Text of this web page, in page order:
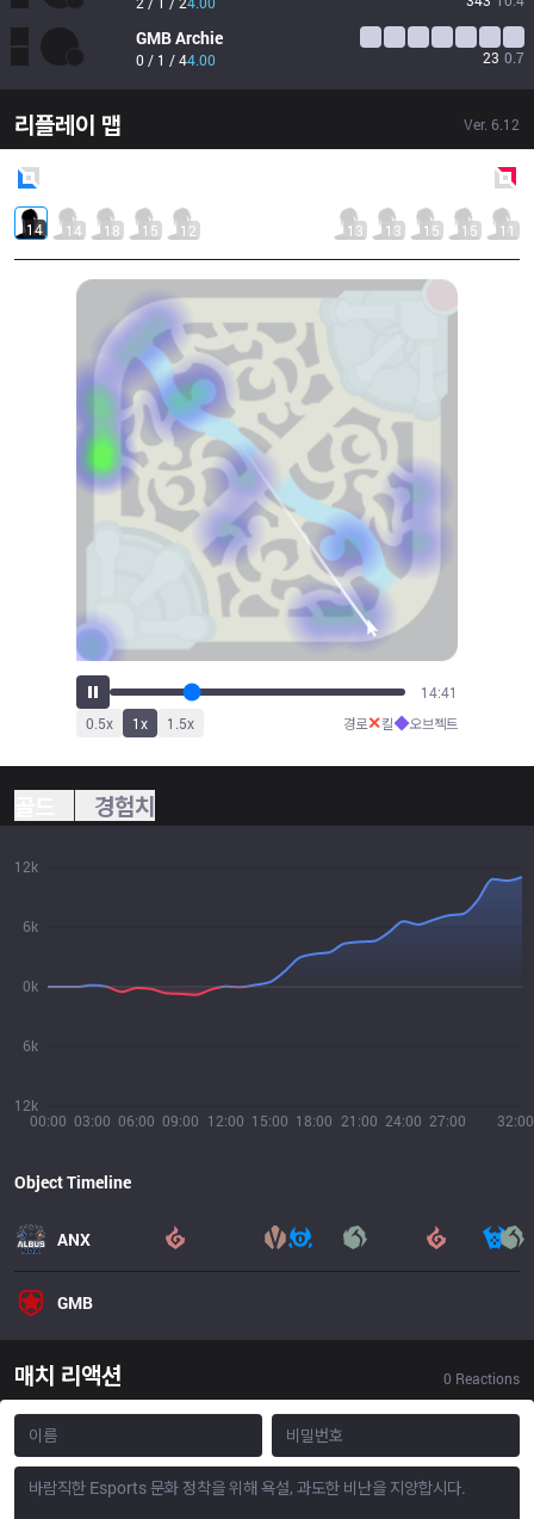
GMBArchie
0 / 1 / 44.00 23 0.7
리플레이 맵 Ver. 6.12
14 14 18 15 12 13 13 15 15 11
17:03
0.5x 1x 1.5x 경로✕킬◆오브젝트
경험치
00:00 03:00 06:00 09:00 12:00 15:00 18:00 21:00 24:00 27:00 32:00
12k
6k
0k
6k
12k
Object Timeline
ANX
GMB
매치 리액션 0 Reactions